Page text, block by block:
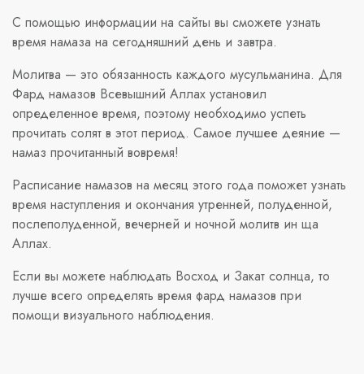
С помощью информации на сайты вы сможете узнать
время намаза на сегодняшний день и завтра.
Молитва — это обязанность каждого мусульманина. Для
Фард намазов Всевышний Аллах установил
определенное время, поэтому необходимо успеть
прочитать солят в этот период. Самое лучшее деяние —
намаз прочитанный вовремя!
Расписание намазов на месяц этого года поможет узнать
время наступления и окончания утренней, полуденной,
послеполуденной, вечерней и ночной молитв ин ща
Аллах.
Если вы можете наблюдать Восход и Закат солнца, то
лучше всего определять время фард намазов при
помощи визуального наблюдения.